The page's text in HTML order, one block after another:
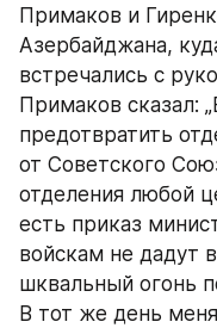
Примаков и
Азербайджана,
встречались с
Примаков сказал:
предотвратить
от Советского
отделения любой
есть приказ
войскам не дадут
шквальный огонь
В тот же день